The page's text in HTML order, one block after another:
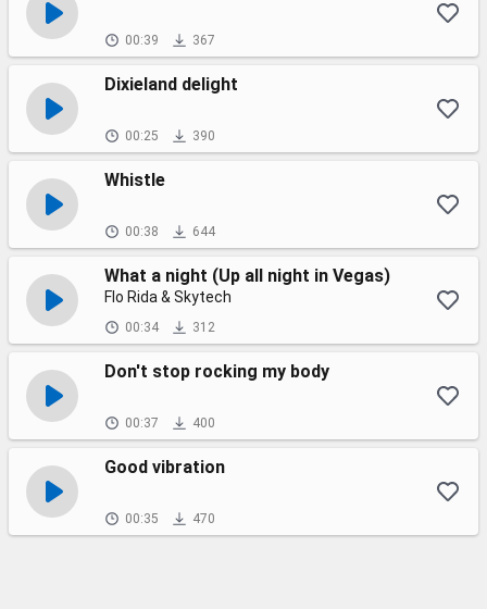
00:39 367
Dixieland delight
00:25 390
Whistle
00:38 644
What a night (Up all night in Vegas)
Flo Rida & Skytech
00:34 312
Don't stop rocking my body
00:37 400
Good vibration
00:35 470